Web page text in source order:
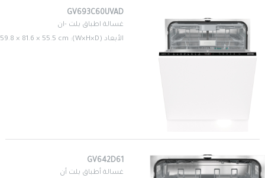
GV693C60UVAD
غسالة اطباق بلت -ان
الأبعاد (W×H×D): 59.8 × 81.6 × 55.5 cm
GV642D61
غسالة أطباق بلت أن